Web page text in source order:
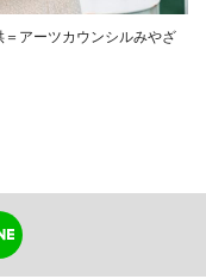
アーツカウンシルみやざ